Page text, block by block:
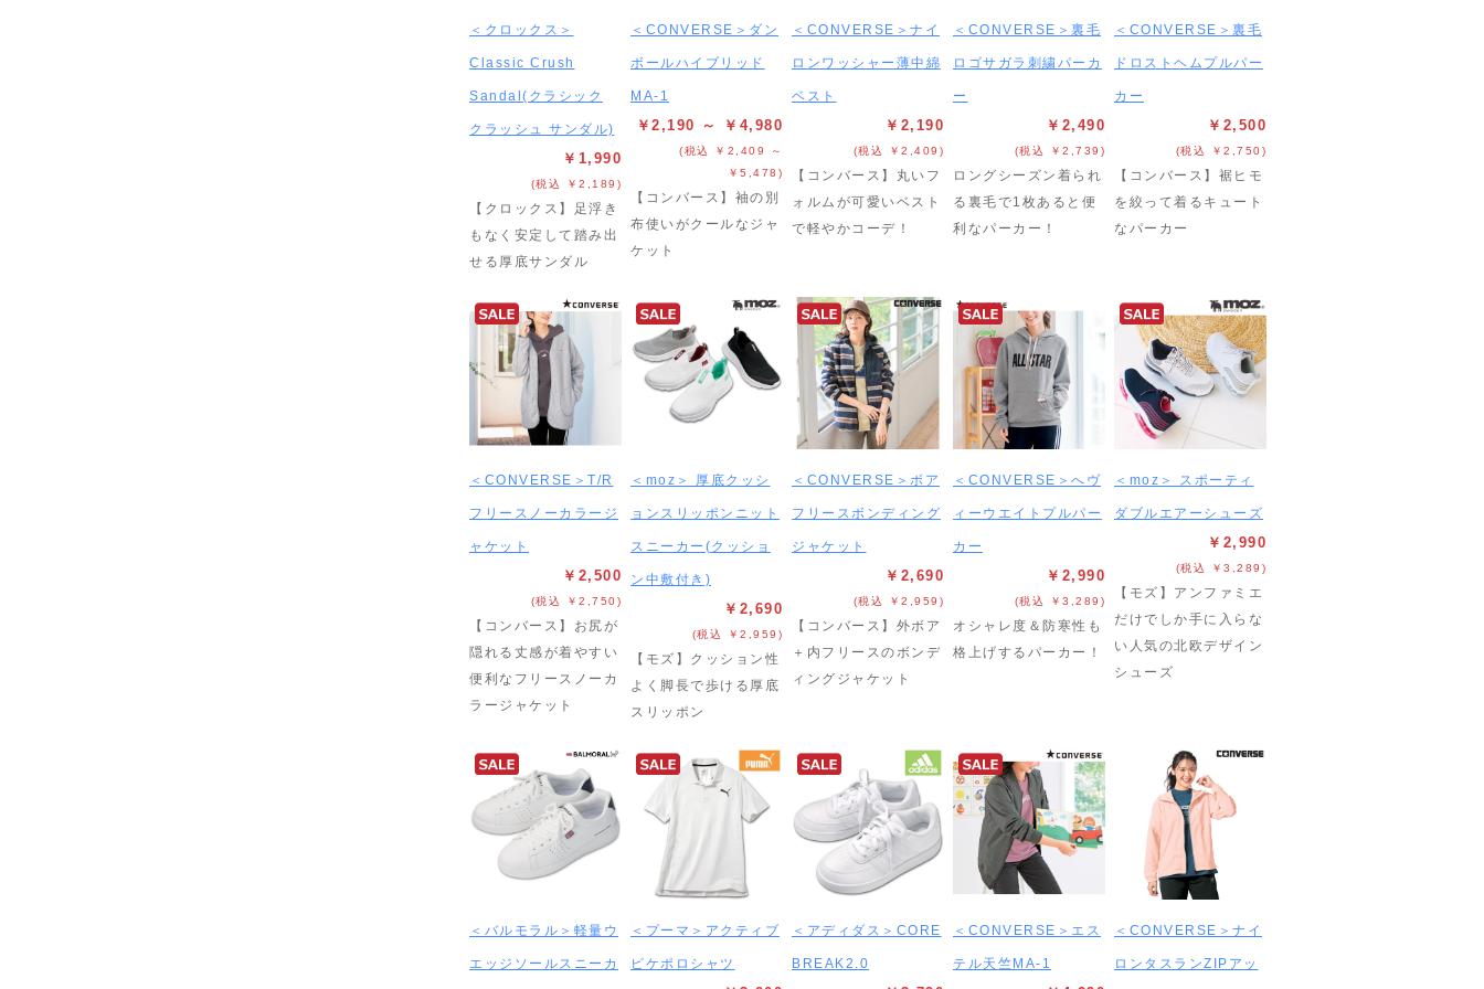
＜クロックス＞
Classic Crush
Sandal(クラシック
クラッシュ サンダル)
￥1,990
(税込 ￥2,189)
【クロックス】足浮き
もなく安定して踏み出
せる厚底サンダル
＜CONVERSE＞ダン
ボールハイブリッド
MA-1
￥2,190 ～ ￥4,980
(税込 ￥2,409 ～
￥5,478)
【コンバース】袖の別
布使いがクールなジャ
ケット
＜CONVERSE＞ナイ
ロンワッシャー薄中綿
ベスト
￥2,190
(税込 ￥2,409)
【コンバース】丸いフ
ォルムが可愛いベスト
で軽やかコーデ！
＜CONVERSE＞裏毛
ロゴサガラ刺繍パーカ
ー
￥2,490
(税込 ￥2,739)
ロングシーズン着られ
る裏毛で1枚あると便
利なパーカー！
＜CONVERSE＞裏毛
ドロストヘムプルパー
カー
￥2,500
(税込 ￥2,750)
【コンバース】裾ヒモ
を絞って着るキュート
なパーカー
＜CONVERSE＞T/R
フリースノーカラージ
ャケット
￥2,500
(税込 ￥2,750)
【コンバース】お尻が
隠れる丈感が着やすい
便利なフリースノーカ
ラージャケット
＜moz＞ 厚底クッシ
ョンスリッポンニット
スニーカー(クッショ
ン中敷付き)
￥2,690
(税込 ￥2,959)
【モズ】クッション性
よく脚長で歩ける厚底
スリッポン
＜CONVERSE＞ボア
フリースボンディング
ジャケット
￥2,690
(税込 ￥2,959)
【コンバース】外ボア
＋内フリースのボンデ
ィングジャケット
＜CONVERSE＞へヴ
ィーウエイトプルパー
カー
￥2,990
(税込 ￥3,289)
オシャレ度＆防寒性も
格上げするパーカー！
＜moz＞ スポーティ
ダブルエアーシューズ
￥2,990
(税込 ￥3,289)
【モズ】アンファミエ
だけでしか手に入らな
い人気の北欧デザイン
シューズ
＜バルモラル＞軽量ウ
エッジソールスニーカ
＜プーマ＞アクティブ
ピケポロシャツ
＜アディダス＞CORE
BREAK2.0
＜CONVERSE＞エス
テル天竺MA-1
＜CONVERSE＞ナイ
ロンタスランZIPアッ